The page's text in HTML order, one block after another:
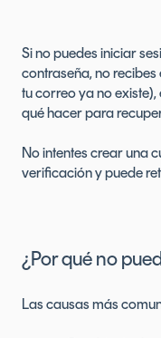
Si no puedes iniciar
contraseña, no
tu correo ya no
qué hacer para
No intentes crear una
verificación y puede
¿Por qué no
Las causas más